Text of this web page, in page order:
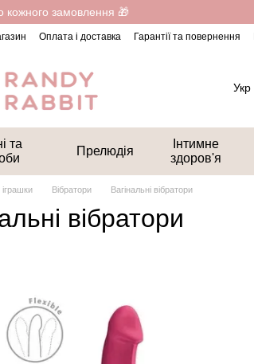
кожного замовлення 🎁
Оплата і доставка Гарантії та повернення
Укр
та
Прелюдія
Інтимне
здоров'я
Вібратори Вагінальні вібратори
вібратори